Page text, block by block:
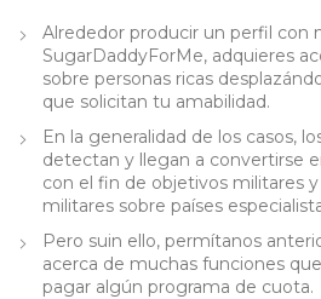
Alrededor producir un perfil con
SugarDaddyForMe, adquieres
sobre personas ricas
que solicitan tu amabilidad.
En la generalidad de los casos,
detectan y llegan a convertirse
con el fin de objetivos militares
militares sobre países
Pero suin ello, permítanos
acerca de muchas funciones
pagar algún programa de cuota.